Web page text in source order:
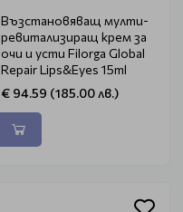
Възстановяващ мулти-
ревитализиращ крем за
очи и усти Filorga Global
Repair Lips&Eyes 15ml
€ 94.59 (185.00 лв.)